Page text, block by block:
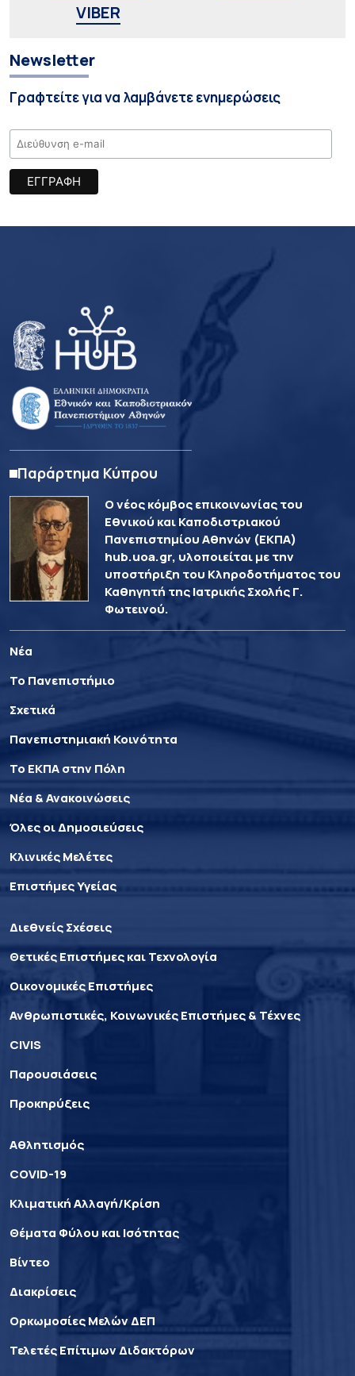
VIBER
Newsletter
Γραφτείτε για να λαμβάνετε ενημερώσεις
Παράρτημα Κύπρου
Ο νέος κόμβος επικοινωνίας του
Εθνικού και Καποδιστριακού
Πανεπιστημίου Αθηνών (ΕΚΠΑ)
hub.uoa.gr, υλοποιείται με την
υποστήριξη του Κληροδοτήματος του
Καθηγητή της Ιατρικής Σχολής Γ.
Φωτεινού.
Νέα
Το Πανεπιστήμιο
Σχετικά
Πανεπιστημιακή Κοινότητα
Το ΕΚΠΑ στην Πόλη
Νέα & Ανακοινώσεις
Όλες οι Δημοσιεύσεις
Κλινικές Μελέτες
Επιστήμες Υγείας
Διεθνείς Σχέσεις
Θετικές Επιστήμες και Τεχνολογία
Οικονομικές Επιστήμες
Ανθρωπιστικές, Κοινωνικές Επιστήμες & Τέχνες
CIVIS
Παρουσιάσεις
Προκηρύξεις
Αθλητισμός
COVID-19
Κλιματική Αλλαγή/Κρίση
Θέματα Φύλου και Ισότητας
Βίντεο
Διακρίσεις
Ορκωμοσίες Μελών ΔΕΠ
Τελετές Επίτιμων Διδακτόρων